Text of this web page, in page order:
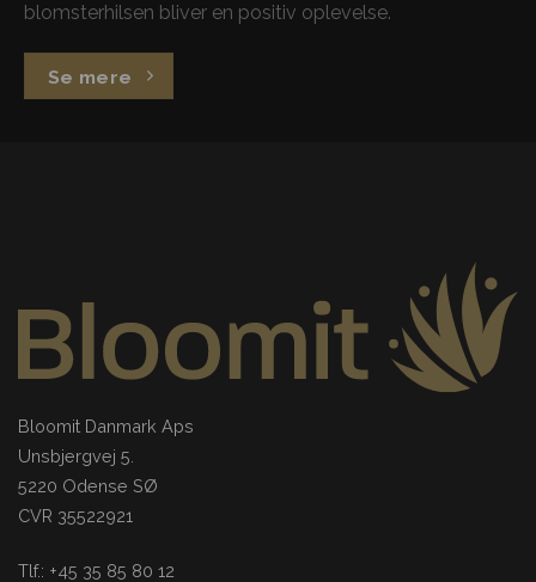
blomsterhilsen bliver en positiv oplevelse.
Se mere
Bloomit Danmark Aps
Unsbjergvej 5.
5220 Odense SØ
CVR 35522921
Tlf.: +45 35 85 80 12